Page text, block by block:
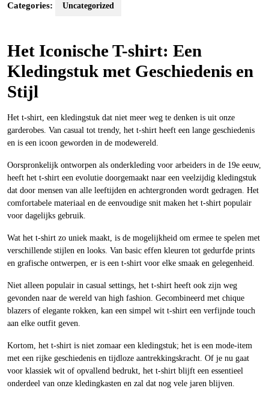
Categories: Uncategorized
Het Iconische T-shirt: Een
Kledingstuk met Geschiedenis en
Stijl
Het t-shirt, een kledingstuk dat niet meer weg te denken is uit onze
garderobes. Van casual tot trendy, het t-shirt heeft een lange geschiedenis
en is een icoon geworden in de modewereld.
Oorspronkelijk ontworpen als onderkleding voor arbeiders in de 19e eeuw,
heeft het t-shirt een evolutie doorgemaakt naar een veelzijdig kledingstuk
dat door mensen van alle leeftijden en achtergronden wordt gedragen. Het
comfortabele materiaal en de eenvoudige snit maken het t-shirt populair
voor dagelijks gebruik.
Wat het t-shirt zo uniek maakt, is de mogelijkheid om ermee te spelen met
verschillende stijlen en looks. Van basic effen kleuren tot gedurfde prints
en grafische ontwerpen, er is een t-shirt voor elke smaak en gelegenheid.
Niet alleen populair in casual settings, het t-shirt heeft ook zijn weg
gevonden naar de wereld van high fashion. Gecombineerd met chique
blazers of elegante rokken, kan een simpel wit t-shirt een verfijnde touch
aan elke outfit geven.
Kortom, het t-shirt is niet zomaar een kledingstuk; het is een mode-item
met een rijke geschiedenis en tijdloze aantrekkingskracht. Of je nu gaat
voor klassiek wit of opvallend bedrukt, het t-shirt blijft een essentieel
onderdeel van onze kledingkasten en zal dat nog vele jaren blijven.